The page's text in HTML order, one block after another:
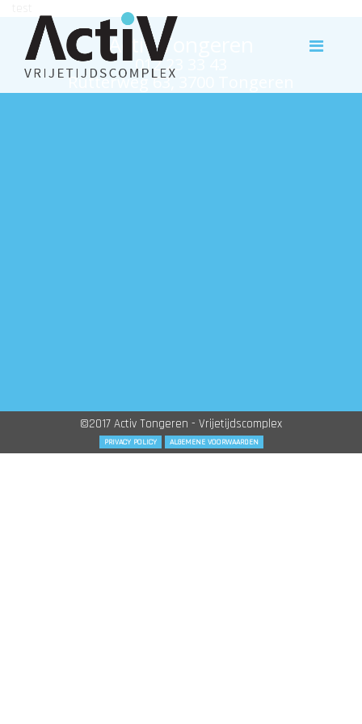
Activ Tongeren
012 23 33 43
Rutterweg 63, 3700 Tongeren
©2017 Activ Tongeren - Vrijetijdscomplex
PRIVACY POLICY ALGEMENE VOORWAARDEN